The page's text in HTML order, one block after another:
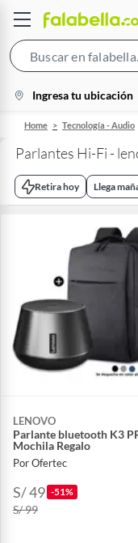
location-
icon
Ingresa tu ubicación
Home Tecnología - Audio
Parlantes Hi-Fi -
Retira hoy Llega
LENOVO
Parlante bluetooth K3
Mochila Regalo
Por Ofertec
S/ 49 -51%
S/ 99